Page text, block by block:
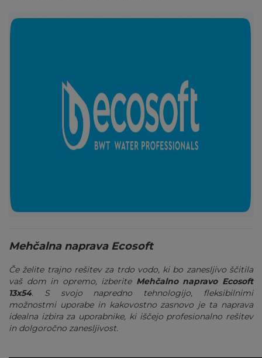
Mehčalna naprava Ecosoft
Če želite trajno rešitev za trdo vodo, ki bo zanesljivo ščitila
vaš dom in opremo, izberite Mehčalno napravo Ecosoft
13x54. S svojo napredno tehnologijo, fleksibilnimi
možnostmi uporabe in kakovostno zasnovo je ta naprava
idealna izbira za uporabnike, ki iščejo profesionalno rešitev
in dolgoročno zanesljivost.